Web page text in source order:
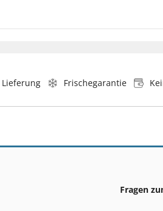
Frischegarantie
Fragen